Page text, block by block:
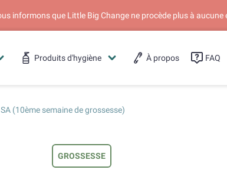
informons que Little Big Change ne procède plus à
Produits d'hygiène À propos FAQ
(10ème semaine de grossesse)
GROSSESSE